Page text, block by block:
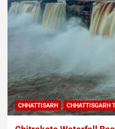
CHHATTISARH CHHATTISGARH